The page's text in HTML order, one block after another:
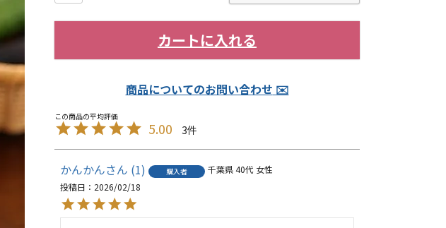
カートに入れる
商品についてのお問い合わせ
5.00 3
かんかん 1 購入者 千葉県40代 女性
投稿日
2026/02/18